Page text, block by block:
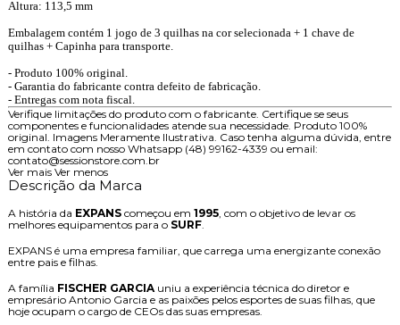
Altura: 113,5 mm
Embalagem contém 1 jogo de 3 quilhas na cor selecionada + 1 chave de
quilhas + Capinha para transporte.
- Produto 100% original.
- Garantia do fabricante contra defeito de fabricação.
- Entregas com nota fiscal.
Verifique limitações do produto com o fabricante. Certifique se seus
componentes e funcionalidades atende sua necessidade. Produto 100%
original. Imagens Meramente Ilustrativa. Caso tenha alguma dúvida, entre
em contato com nosso Whatsapp (48) 99162-4339 ou email:
contato@sessionstore.com.br
Ver mais Ver menos
Descrição da Marca
A história da EXPANScomeçou em 1995, com o objetivo de levar os
melhores equipamentos para o SURF.
EXPANS é uma empresa familiar, que carrega uma energizante conexão
entre pais e filhas.
A família FISCHER GARCIAuniu a experiência técnica do diretor e
empresário Antonio Garcia e as paixões pelos esportes de suas filhas, que
hoje ocupam o cargo de CEOs das suas empresas.